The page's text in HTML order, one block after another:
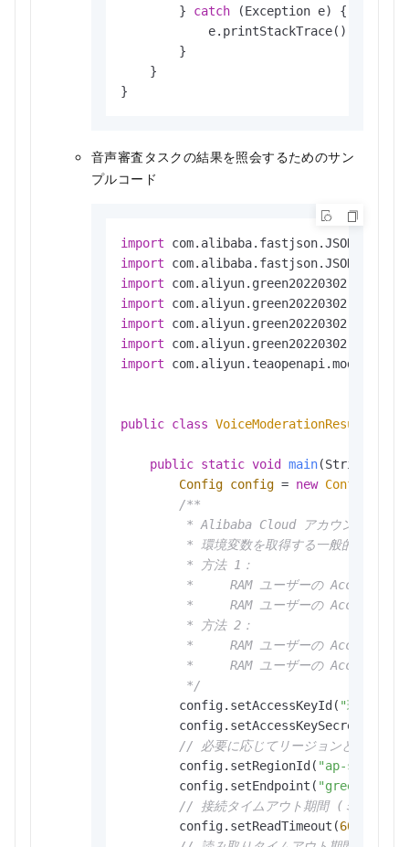
        }
catch (Exception e) {
            e.printStackTrace();
        }
    }
}
音声審査タスクの結果を照会するためのサン
プルコード
import
import
import
import
import
import
import
public class VoiceModerationResultDemo
public static void main(String[]
Config config = new Config
/**
* Alibaba Cloud アカウントの
         * 環境変数を取得する一般的な方法：
         * 方法 1：
*     RAM ユーザーの AccessKey
*     RAM ユーザーの AccessKey
         * 方法 2：
*     RAM ユーザーの AccessKey
*     RAM ユーザーの AccessKey
         */
        config.setAccessKeyId(
"環境変数
        config.setAccessKeySecret(
// 必要に応じてリージョンとエンドポ
        config.setRegionId(
"ap-
        config.setEndpoint(
"green-
// 接続タイムアウト期間 (ミリ秒)。
        config.setReadTimeout(
6000